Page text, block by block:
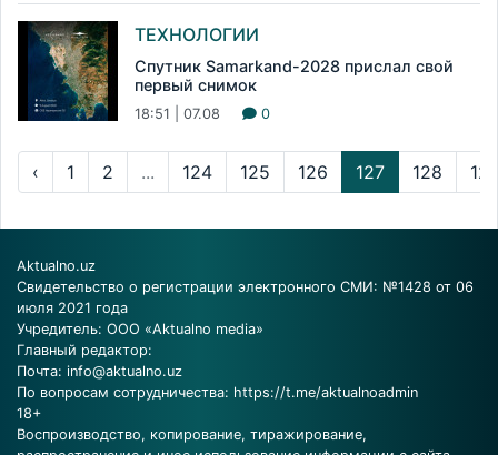
ТЕХНОЛОГИИ
Спутник Samarkand-2028 прислал свой
первый снимок
18:51 | 07.08 0
‹ 1 2 ... 124 125 126 127 128
Aktualno.uz
Свидетельство о регистрации электронного СМИ: №1428 от 06
июля 2021 года
Учредитель: ООО «Aktualno media»
Главный редактор:
Почта: info@aktualno.uz
По вопросам сотрудничества: https://t.me/aktualnoadmin
18+
Воспроизводство, копирование, тиражирование,